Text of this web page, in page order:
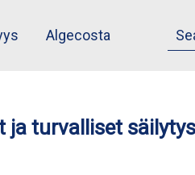
Algecosta
ja turvalliset